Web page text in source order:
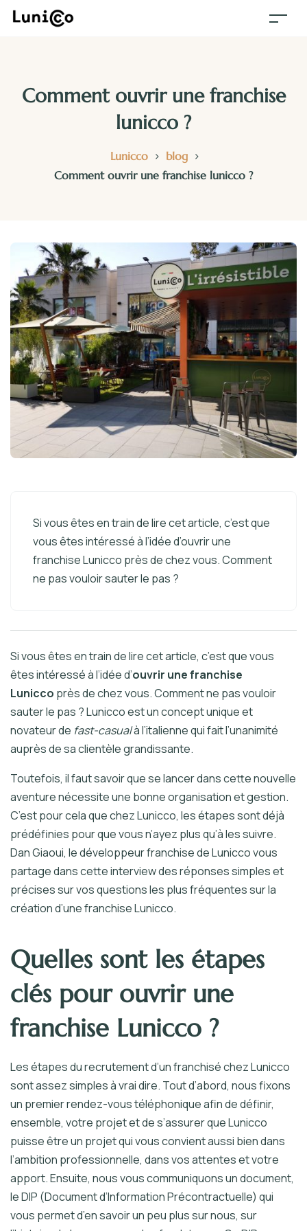
Comment ouvrir une franchise
lunicco ?
Lunicco > blog >
Comment ouvrir une franchise lunicco ?
Si vous êtes en train de lire cet article, c’est que
vous êtes intéressé à l’idée d’ouvrir une
franchise Lunicco près de chez vous. Comment
ne pas vouloir sauter le pas ?
Si vous êtes en train de lire cet article, c’est que vous
êtes intéressé à l’idée d’ouvrir une franchise
Lunicco près de chez vous. Comment ne pas vouloir
sauter le pas ? Lunicco est un concept unique et
novateur de fast-casualà l’italienne qui fait l’unanimité
auprès de sa clientèle grandissante.
Toutefois, il faut savoir que se lancer dans cette nouvelle
aventure nécessite une bonne organisation et gestion.
C’est pour cela que chez Lunicco, les étapes sont déjà
prédéfinies pour que vous n’ayez plus qu’à les suivre.
Dan Giaoui, le développeur franchise de Lunicco vous
partage dans cette interview des réponses simples et
précises sur vos questions les plus fréquentes sur la
création d’une franchise Lunicco.
Quelles sont les étapes
clés pour ouvrir une
franchise Lunicco ?
Les étapes du recrutement d’un franchisé chez Lunicco
sont assez simples à vrai dire. Tout d’abord, nous fixons
un premier rendez-vous téléphonique afin de définir,
ensemble, votre projet et de s’assurer que Lunicco
puisse être un projet qui vous convient aussi bien dans
l’ambition professionnelle, dans vos attentes et votre
apport. Ensuite, nous vous communiquons un document,
le DIP (Document d’Information Précontractuelle) qui
vous permet d’en savoir un peu plus sur nous, sur